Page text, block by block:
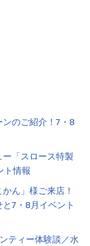
のご紹介！7・8
「スロース特製
ト情報
ん」様ご来店！
7・8月イベント
ティー体験談／水